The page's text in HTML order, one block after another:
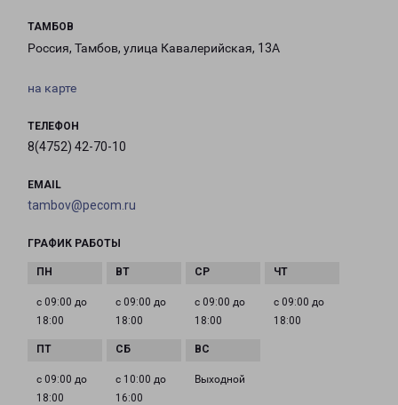
ТАМБОВ
Россия, Тамбов, улица Кавалерийская, 13А
на карте
ТЕЛЕФОН
8(4752) 42-70-10
EMAIL
tambov@pecom.ru
ГРАФИК РАБОТЫ
с 09:00 до
18:00
с 09:00 до
18:00
с 09:00 до
18:00
с 09:00 до
18:00
с 09:00 до
18:00
с 10:00 до
16:00
Выходной